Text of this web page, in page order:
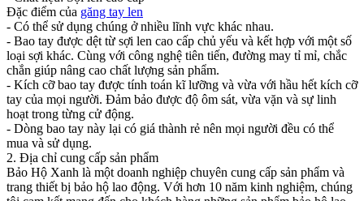
Đặc điểm của găng tay len
- Có thể sử dụng chúng ở nhiều lĩnh vực khác nhau.
- Bao tay được dệt từ sợi len cao cấp chủ yếu và kết hợp với một số
loại sợi khác. Cùng với công nghệ tiên tiến, đường may tỉ mỉ, chắc
chắn giúp nâng cao chất lượng sản phẩm.
- Kích cỡ bao tay được tính toán kĩ lưỡng và vừa với hầu hết kích cỡ
tay của mọi người. Đảm bảo được độ ôm sát, vừa vặn và sự linh
hoạt trong từng cử động.
- Dòng bao tay này lại có giá thành rẻ nên mọi người đều có thể
mua và sử dụng.
2. Địa chỉ cung cấp sản phẩm
Bảo Hộ Xanh là một doanh nghiệp chuyên cung cấp sản phẩm và
trang thiết bị bảo hộ lao động. Với hơn 10 năm kinh nghiệm, chúng